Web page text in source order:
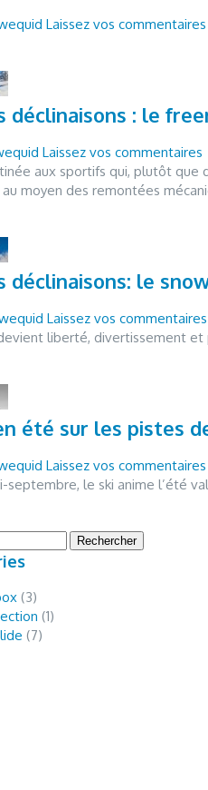
Laissez vos commentaires
déclinaisons : le
Laissez vos commentaires
aux sportifs qui, plutôt
moyen des remontées
déclinaisons: le
Laissez vos commentaires
liberté, divertissement et
été sur les pistes
Laissez vos commentaires
septembre, le ski anime l’été
Rechercher
(3)
(1)
(7)